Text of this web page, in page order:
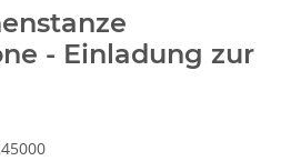
- Einladung zur